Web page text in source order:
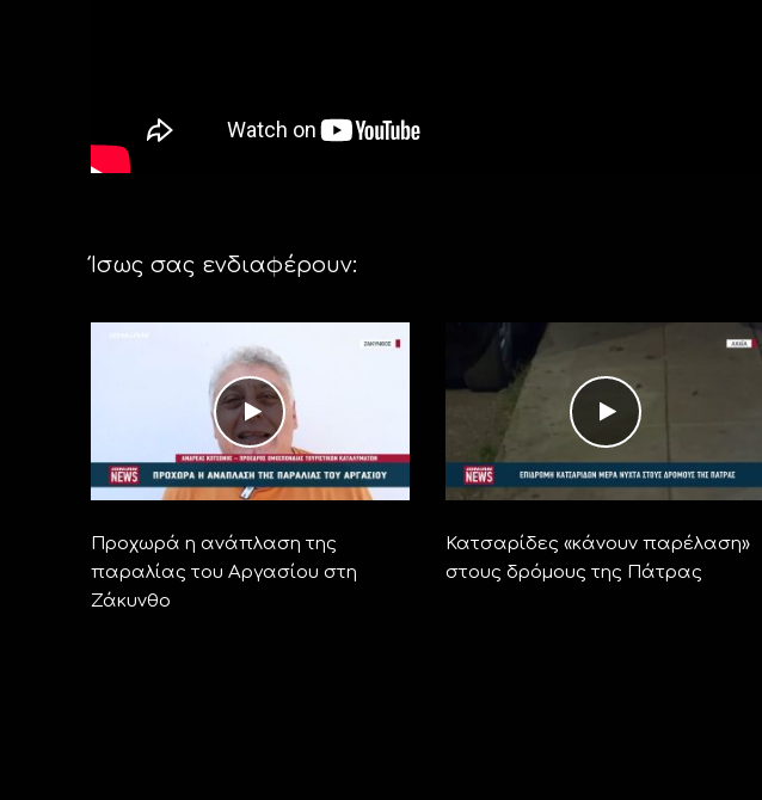
Ίσως σας ενδιαφέρουν:
Προχωρά η ανάπλαση της
παραλίας του Αργασίου στη
Ζάκυνθο
Κατσαρίδες «κάνουν παρέλαση»
στους δρόμους της Πάτρας